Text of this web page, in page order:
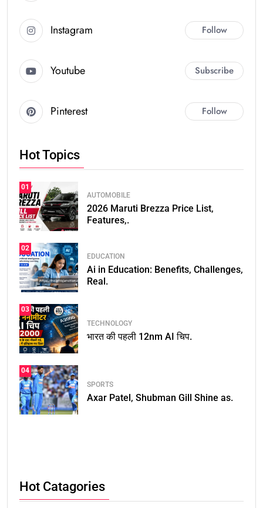
Instagram Follow
Youtube Subscribe
Pinterest Follow
Hot Topics
01
AUTOMOBILE
2026 Maruti Brezza Price List,
Features,.
02
EDUCATION
Ai in Education: Benefits, Challenges,
Real.
03
TECHNOLOGY
भारत की पहली 12nm AI चिप.
04
SPORTS
Axar Patel, Shubman Gill Shine as.
Hot Catagories